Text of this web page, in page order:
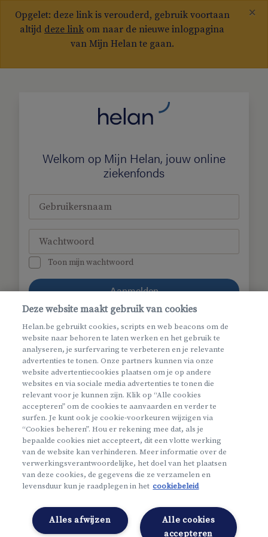
Opgelet: deze link is verouderd, gebruik voortaan
altijd deze link om naar de nieuwe inlogpagina
van Mijn Helan te gaan.
×
Welkom op Mijn Helan, jouw online
ziekenfonds
Gebruikersnaam
Wachtwoord
Toon mijn wachtwoord
Aanmelden
Gebruikersnaamofwachtwoord vergeten
Gebruikersnaam en wachtwoord vergeten
Meer info
Nieuw bij Mijn Helan?
Maak een account aan
Deze website maakt gebruik van cookies
Helan.be gebruikt cookies, scripts en web beacons om de
website naar behoren te laten werken en het gebruik te
analyseren, je surfervaring te verbeteren en je relevante
advertenties te tonen. Onze partners kunnen via onze
website advertentiecookies plaatsen om je op andere
websites en via sociale media advertenties te tonen die
relevant voor je kunnen zijn. Klik op “Alle cookies
accepteren” om de cookies te aanvaarden en verder te
surfen. Je kunt ook je cookie-voorkeuren wijzigen via
“Cookies beheren”. Hou er rekening mee dat, als je
bepaalde cookies niet accepteert, dit een vlotte werking
van de website kan verhinderen. Meer informatie over de
verwerkingsverantwoordelijke, het doel van het plaatsen
van deze cookies, de gegevens die ze verzamelen en
levensduur kun je raadplegen in het cookiebeleid
Alle cookies
accepteren
Alles afwijzen